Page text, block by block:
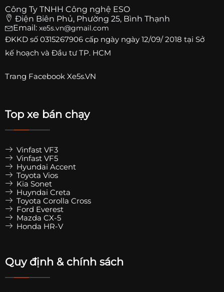
Công Ty TNHH Công nghệ ESO
Điện Biên Phủ, Phường 25, Bình Thạnh
Email: xe5s.vn@gmail.com
ĐKKD số 0315267906 cấp ngày ngày 12/09/ 2018 tại Sở
kế hoạch và Đầu tư TP. HCM
Trang Facebook Xe5s.VN
Top xe bán chạy
Vinfast VF3
Vinfast VF5
Hyundai Accent
Toyota Vios
Kia Sonet
Huyndai Creta
Toyota Corolla Cross
Ford Everest
Mazda CX-5
Honda HR-V
Quy định & chính sách